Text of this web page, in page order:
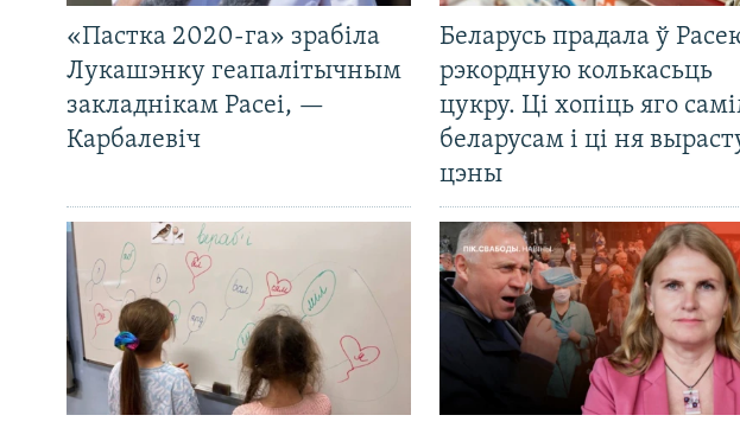
«Пастка 2020-га» зрабіла
Лукашэнку геапалітычным
закладнікам Расеі, —
Карбалевіч
Беларусь прадала ў
рэкордную колькасьць
цукру. Ці хопіць яго
беларусам і ці ня
цэны